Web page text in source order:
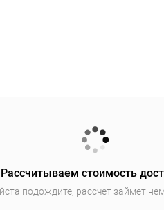
Рассчитываем стоимость
подождите, рассчет займет